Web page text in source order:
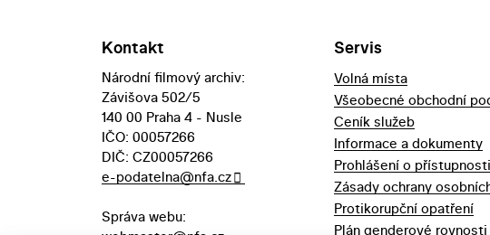
Kontakt
Národní filmový archiv:
Závišova 502/5
140 00 Praha 4 - Nusle
IČO: 00057266
DIČ: CZ00057266
e-podatelna@nfa.cz
Správa webu:
Servis
Volná místa
Všeobecné obchodní
Ceník služeb
Informace a dokumenty
Prohlášení o přístupnosti
Zásady ochrany
Protikorupční opatření
Plán genderové rovnosti